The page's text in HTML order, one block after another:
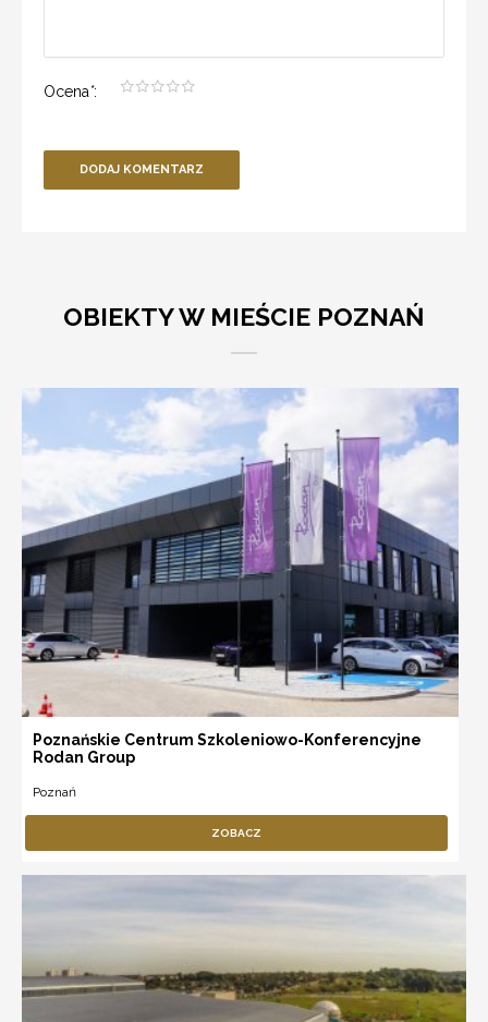
Ocena*:
DODAJ KOMENTARZ
OBIEKTY W MIEŚCIE POZNAŃ
Poznańskie Centrum Szkoleniowo-Konferencyjne
Rodan Group
Poznań
ZOBACZ